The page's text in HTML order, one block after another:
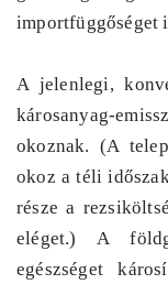
importfüggőséget
A jelenlegi,
károsanyag-
okoznak. (A
okoz a téli
része a
eléget.) A
egészséget